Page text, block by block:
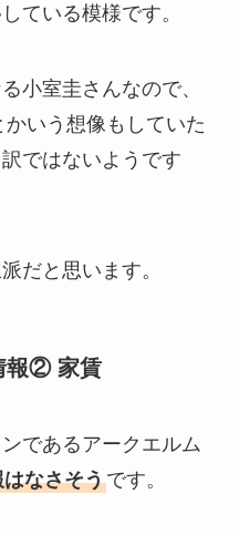
ている模様です。
小室圭さんなので、
かいう想像もしていた
ではないようです
だと思います。
報② 家賃
であるアークエルム
なさそうです。